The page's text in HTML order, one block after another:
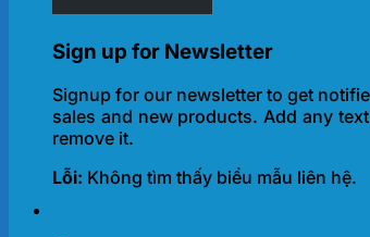
Sign up for Newsletter
Signup for our newsletter to get
sales and new products. Add any
remove it.
Lỗi: Không tìm thấy biểu mẫu liên hệ.